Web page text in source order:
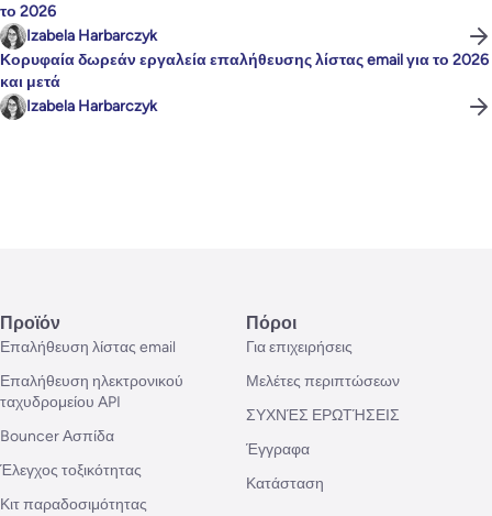
το 2026
Izabela Harbarczyk
Κορυφαία δωρεάν εργαλεία επαλήθευσης λίστας email για το 2026
και μετά
Izabela Harbarczyk
Προϊόν
Επαλήθευση λίστας email
Επαλήθευση ηλεκτρονικού
ταχυδρομείου API
Bouncer Ασπίδα
Έλεγχος τοξικότητας
Κιτ παραδοσιμότητας
Πόροι
Για επιχειρήσεις
Μελέτες περιπτώσεων
ΣΥΧΝΈΣ ΕΡΩΤΉΣΕΙΣ
Έγγραφα
Κατάσταση